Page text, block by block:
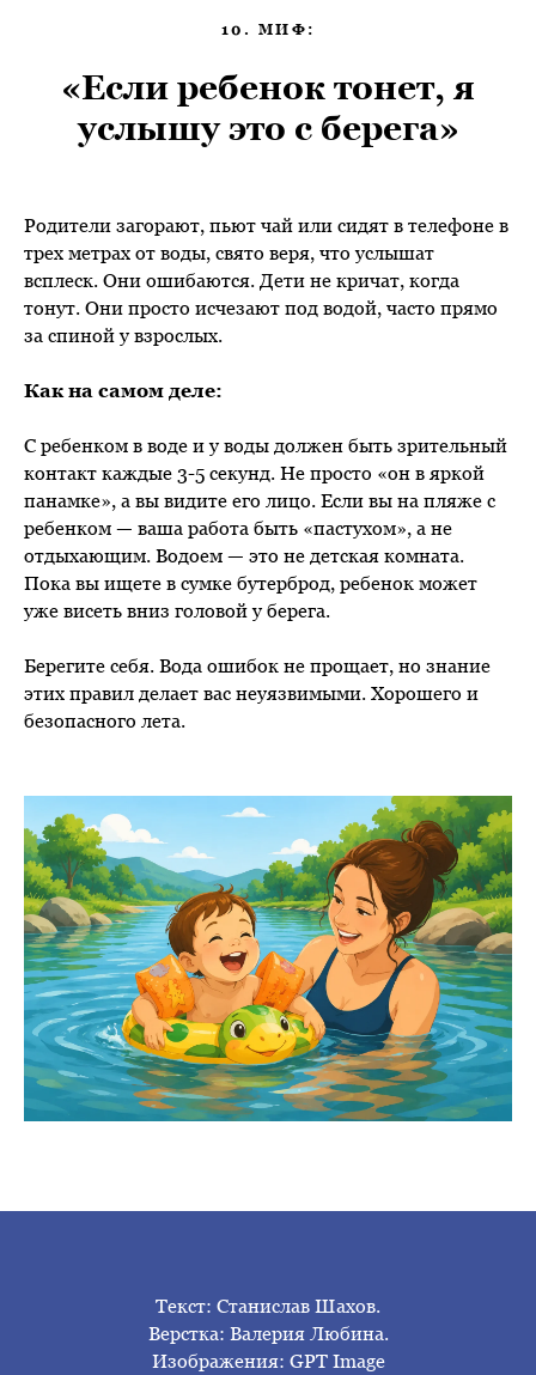
10. МИФ:
«Если ребенок тонет, я
услышу это с берега»
Родители загорают, пьют чай или сидят в телефоне в
трех метрах от воды, свято веря, что услышат
всплеск. Они ошибаются. Дети не кричат, когда
тонут. Они просто исчезают под водой, часто прямо
за спиной у взрослых.
Как на самом деле:
С ребенком в воде и у воды должен быть зрительный
контакт каждые 3-5 секунд. Не просто «он в яркой
панамке», а вы видите его лицо. Если вы на пляже с
ребенком — ваша работа быть «пастухом», а не
отдыхающим. Водоем — это не детская комната.
Пока вы ищете в сумке бутерброд, ребенок может
уже висеть вниз головой у берега.
Берегите себя. Вода ошибок не прощает, но знание
этих правил делает вас неуязвимыми. Хорошего и
безопасного лета.
Текст: Станислав Шахов.
Верстка: Валерия Любина.
Изображения: GPT Image